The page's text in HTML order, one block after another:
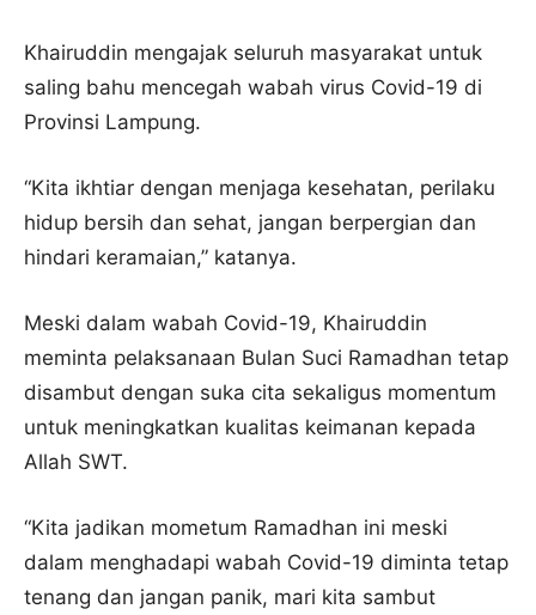
Khairuddin mengajak seluruh masyarakat untuk
saling bahu mencegah wabah virus Covid-19 di
Provinsi Lampung.
“Kita ikhtiar dengan menjaga kesehatan, perilaku
hidup bersih dan sehat, jangan berpergian dan
hindari keramaian,” katanya.
Meski dalam wabah Covid-19, Khairuddin
meminta pelaksanaan Bulan Suci Ramadhan tetap
disambut dengan suka cita sekaligus momentum
untuk meningkatkan kualitas keimanan kepada
Allah SWT.
“Kita jadikan mometum Ramadhan ini meski
dalam menghadapi wabah Covid-19 diminta tetap
tenang dan jangan panik, mari kita sambut